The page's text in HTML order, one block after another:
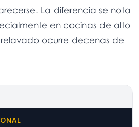
La diferencia se nota
en cocinas de alto
ocurre decenas de